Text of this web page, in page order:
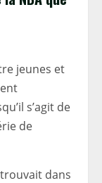
jeunes et
s’agit de
de
trouvait dans